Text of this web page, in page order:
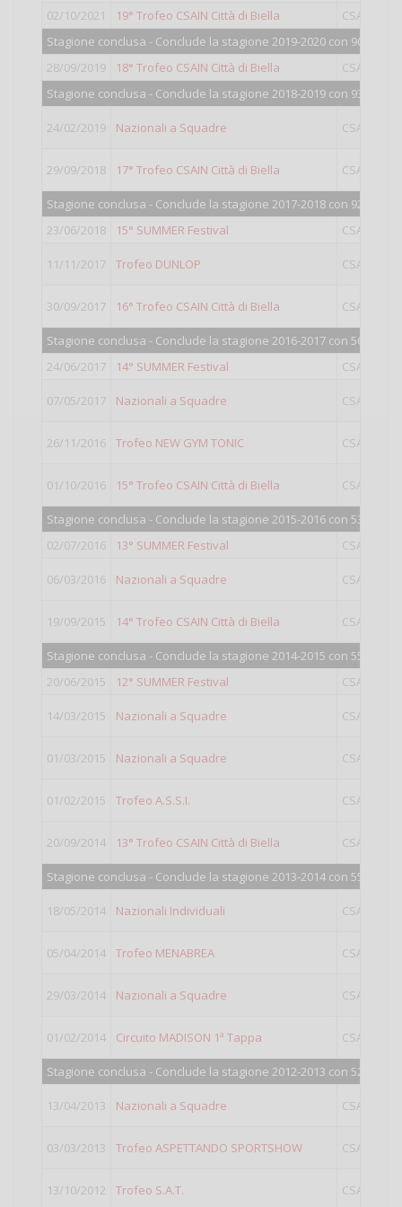
02/10/2021 19° Trofeo CSAIN Città di Biella CSAIN
Stagione conclusa - Conclude la stagione 2019-2020 con 908 punti.
28/09/2019
18° Trofeo CSAIN Città di Biella CSAIN
Stagione conclusa - Conclude la stagione 2018-2019 con 931 punti.
24/02/2019 Nazionali a Squadre CSAIN
29/09/2018 17° Trofeo CSAIN Città di Biella CSAIN
Stagione conclusa - Conclude la stagione 2017-2018 con 927 punti.
23/06/2018
15° SUMMER Festival CSAIN
11/11/2017 Trofeo DUNLOP CSAIN
30/09/2017 16° Trofeo CSAIN Città di Biella CSAIN
Stagione conclusa - Conclude la stagione 2016-2017 con 567 punti.
24/06/2017
14° SUMMER Festival CSAIN
07/05/2017 Nazionali a Squadre CSAIN
26/11/2016 Trofeo NEW GYM TONIC CSAIN
01/10/2016 15° Trofeo CSAIN Città di Biella CSAIN
Stagione conclusa - Conclude la stagione 2015-2016 con 531 punti.
02/07/2016
13° SUMMER Festival CSAIN
06/03/2016 Nazionali a Squadre CSAIN
19/09/2015 14° Trofeo CSAIN Città di Biella CSAIN
Stagione conclusa - Conclude la stagione 2014-2015 con 551 punti.
20/06/2015
12° SUMMER Festival CSAIN
14/03/2015 Nazionali a Squadre CSAIN
01/03/2015 Nazionali a Squadre CSAIN
01/02/2015 Trofeo A.S.S.I. CSAIN
20/09/2014 13° Trofeo CSAIN Città di Biella CSAIN
Stagione conclusa - Conclude la stagione 2013-2014 con 552 punti.
18/05/2014 Nazionali Individuali CSAIN
05/04/2014 Trofeo MENABREA CSAIN
29/03/2014 Nazionali a Squadre CSAIN
01/02/2014 Circuito MADISON 1ª Tappa CSAIN
Stagione conclusa - Conclude la stagione 2012-2013 con 524 punti.
13/04/2013 Nazionali a Squadre CSAIN
03/03/2013 Trofeo ASPETTANDO SPORTSHOW CSAIN
13/10/2012 Trofeo S.A.T. CSAIN